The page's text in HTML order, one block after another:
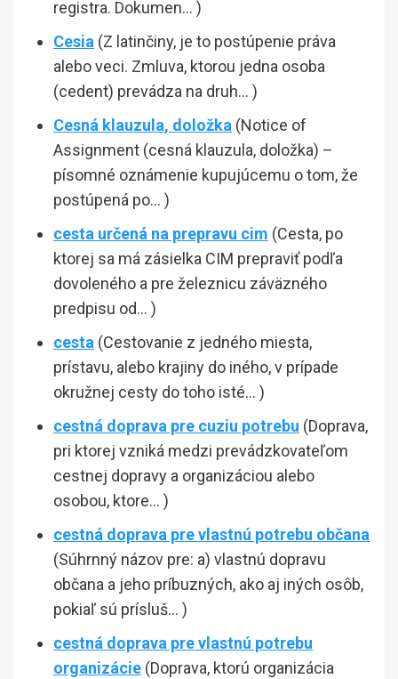
registra. Dokumen… )
Cesia (Z latinčiny, je to postúpenie práva
alebo veci. Zmluva, ktorou jedna osoba
(cedent) prevádza na druh… )
Cesná klauzula, doložka (Notice of
Assignment (cesná klauzula, doložka) –
písomné oznámenie kupujúcemu o tom, že
postúpená po… )
cesta určená na prepravu cim (Cesta, po
ktorej sa má zásielka CIM prepraviť podľa
dovoleného a pre železnicu záväzného
predpisu od… )
cesta (Cestovanie z jedného miesta,
prístavu, alebo krajiny do iného, v prípade
okružnej cesty do toho isté… )
cestná doprava pre cuziu potrebu (Doprava,
pri ktorej vzniká medzi prevádzkovateľom
cestnej dopravy a organizáciou alebo
osobou, ktore… )
cestná doprava pre vlastnú potrebu občana
(Súhrnný názov pre: a) vlastnú dopravu
občana a jeho príbuzných, ako aj iných osôb,
pokiaľ sú prísluš… )
cestná doprava pre vlastnú potrebu
organizácie (Doprava, ktorú organizácia